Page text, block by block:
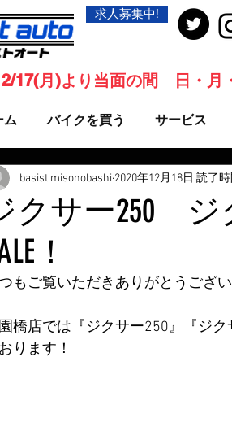
求人募集中!
ム バイクを買う サービス
2/17(月)より当面の間 日・月
クサー250 ジ
！
basist.misonobashi 2020年12月18日 読了
もご覧いただきありがとうござい
橋店では『ジクサー250』『ジ
ります！